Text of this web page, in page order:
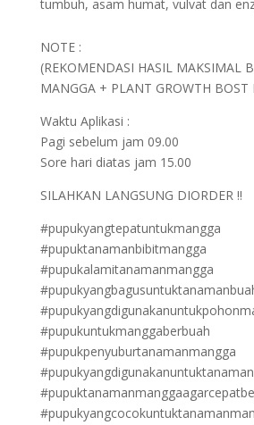
tumbuh, asam humat, vulvat dan
NOTE :
(REKOMENDASI HASIL MAKSIMAL
MANGGA + PLANT GROWTH BOST
Waktu Aplikasi :
Pagi sebelum jam 09.00
Sore hari diatas jam 15.00
SILAHKAN LANGSUNG DIORDER !!
#pupukyangtepatuntukmangga
#pupuktanamanbibitmangga
#pupukalamitanamanmangga
#pupukuntukmanggaberbuah
#pupukpenyuburtanamanmangga